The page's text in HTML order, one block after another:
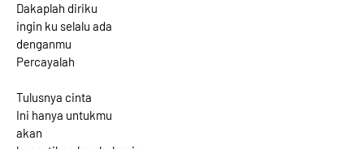
Dakaplah diriku
ingin ku selalu ada
denganmu
Percayalah
Tulusnya cinta
Ini hanya untukmu
akan